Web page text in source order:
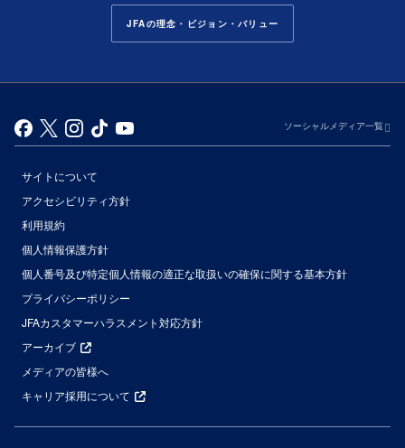
JFAの理念・ビジョン・バリュー
ソーシャルメディア一覧
サイトについて
アクセシビリティ方針
利用規約
個人情報保護方針
個人番号及び特定個人情報の適正な取扱いの確保に関する基本方針
プライバシーポリシー
JFAカスタマーハラスメント対応方針
アーカイブ
メディアの皆様へ
キャリア採用について